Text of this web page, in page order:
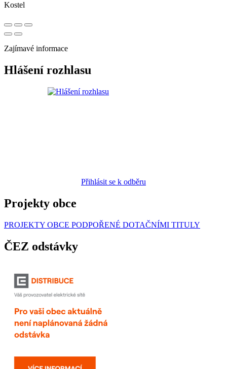
Kostel
Zajímavé informace
Hlášení rozhlasu
Přihlásit se k odběru
Projekty obce
PROJEKTY OBCE PODPOŘENÉ DOTAČNÍMI TITULY
ČEZ odstávky